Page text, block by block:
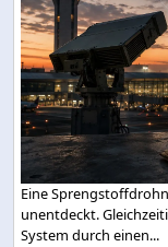
Eine
unentdeckt.
System durch einen...